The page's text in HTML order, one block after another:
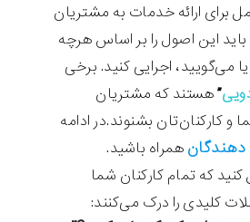
برای ارائه خدمات به مشتریان
این اصول را بر اساس هرچه
می‌گویید، اجرایی کنید. برخی
”هستند که مشتریان
و کارکنان‌تان بشنوند.در ادامه
همراه باشید.
که تمام کارکنان شما
کلیدی را درک می‌کنند: